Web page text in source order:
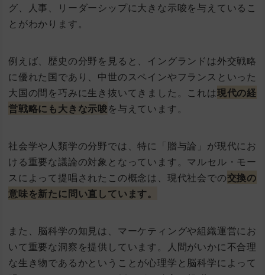
グ、人事、リーダーシップに大きな示唆を与えているこ
とがわかります。
例えば、歴史の分野を見ると、イングランドは外交戦略
に優れた国であり、中世のスペインやフランスといった
大国の間を巧みに生き抜いてきました。これは現代の経
営戦略にも大きな示唆を与えています。
社会学や人類学の分野では、特に「贈与論」が現代にお
ける重要な議論の対象となっています。マルセル・モー
スによって提唱されたこの概念は、現代社会での交換の
意味を新たに問い直しています。
また、脳科学の知見は、マーケティングや組織運営にお
いて重要な洞察を提供しています。人間がいかに不合理
な生き物であるかということが心理学と脳科学によって